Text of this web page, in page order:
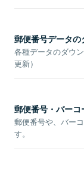
郵便番号データの
各種データのダウ
更新）
郵便番号・バー
郵便番号や、バー
す。